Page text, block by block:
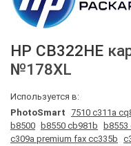
HP CB322HE
№178XL
Используется в:
PhotoSmart 7510 c311a
b8500
b8550 cb981b
c309a premium fax cc335b